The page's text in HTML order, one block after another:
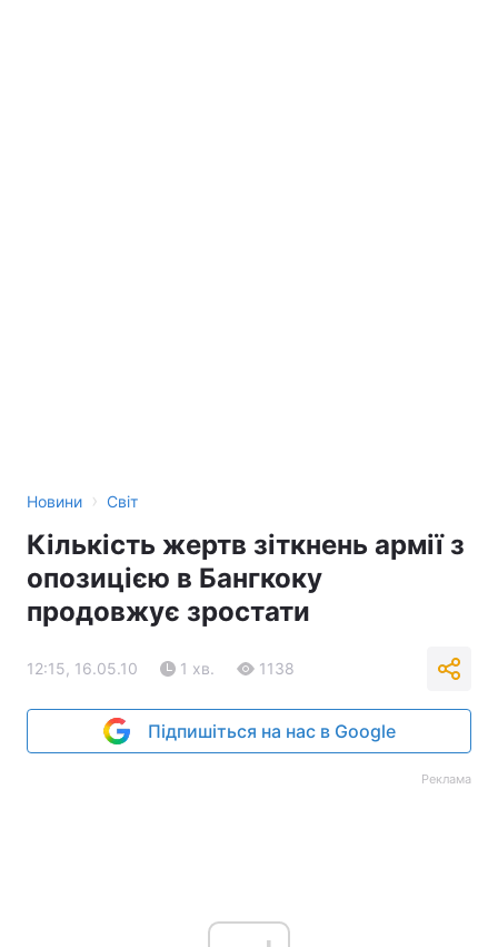
Новини › Світ
Кількість жертв зіткнень армії з
опозицією в Бангкоку
продовжує зростати
12:15, 16.05.10 1 хв. 1138
Підпишіться на нас в Google
Реклама